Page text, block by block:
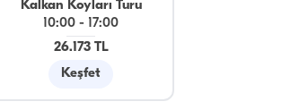
Kalkan Koyları Turu
10:00 -
17:00
26.173 TL
Keşfet